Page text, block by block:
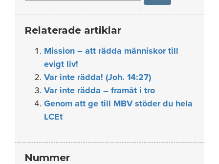
Relaterade artiklar
Mission – att rädda människor till
evigt liv!
Var inte rädda! (Joh. 14:27)
Var inte rädda – framåt i tro
Genom att ge till MBV stöder du hela
LCEt
Nummer